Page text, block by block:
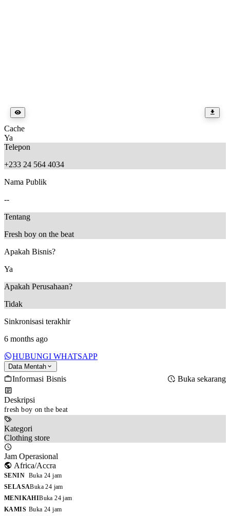
Cache
Ya
Telepon
+233 24 564 4034
Nama Publik
--
Tentang
Fresh boy on the beat
Apakah Bisnis?
Ya
Apakah Perusahaan?
Tidak
Sinkronisasi terakhir
6 months ago
HUBUNGI WHATSAPP
Data Mentah
Informasi Bisnis Buka sekarang
Deskripsi
fresh boy on the beat
Kategori
Clothing store
Jam Operasional
Africa/Accra
SENIN Buka 24 jam
SELASABuka 24 jam
MENIKAHIBuka 24 jam
KAMIS Buka 24 jam